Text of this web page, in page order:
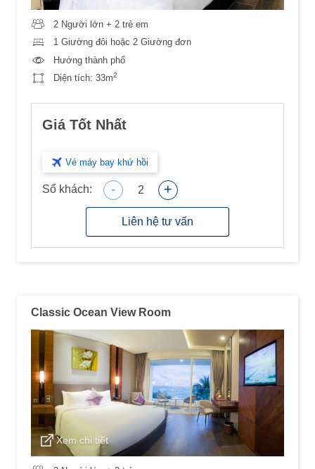
2 Người lớn + 2 trẻ em
1 Giường đôi hoặc 2 Giường đơn
Hướng thành phố
Diện tích: 33m2
Giá Tốt Nhất
Vé máy bay khứ hồi
Số khách: - 2 +
Liên hệ tư vấn
Classic Ocean View Room
Xem chi tiết